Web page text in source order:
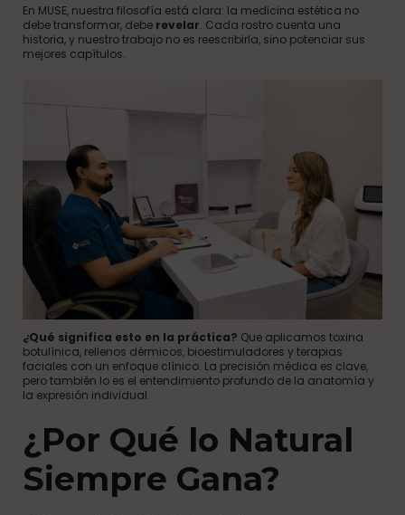
En MUSE, nuestra filosofía está clara: la medicina estética no
debe transformar, debe revelar. Cada rostro cuenta una
historia, y nuestro trabajo no es reescribirla, sino potenciar sus
mejores capítulos.
¿Qué significa esto en la práctica? Que aplicamos toxina
botulínica, rellenos dérmicos, bioestimuladores y terapias
faciales con un enfoque clínico. La precisión médica es clave,
pero también lo es el entendimiento profundo de la anatomía y
la expresión individual.
¿Por Qué lo Natural
Siempre Gana?